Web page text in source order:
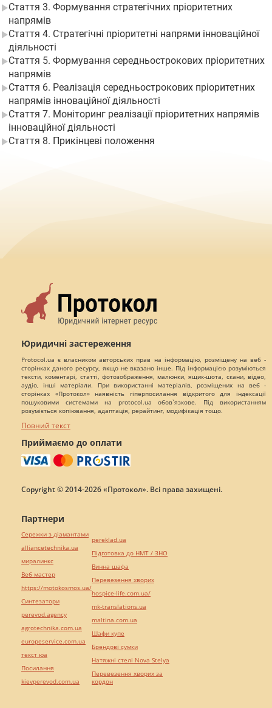
Стаття 3. Формування стратегічних пріоритетних
напрямів
Стаття 4. Стратегічні пріоритетні напрями інноваційної
діяльності
Стаття 5. Формування середньострокових пріоритетних
напрямів
Стаття 6. Реалізація середньострокових пріоритетних
напрямів інноваційної діяльності
Стаття 7. Моніторинг реалізації пріоритетних напрямів
інноваційної діяльності
Стаття 8. Прикінцеві положення
Юридичні застереження
Protocol.ua є власником авторських прав на інформацію, розміщену на веб -
сторінках даного ресурсу, якщо не вказано інше. Під інформацією розуміються
тексти, коментарі, статті, фотозображення, малюнки, ящик-шота, скани, відео,
аудіо, інші матеріали. При використанні матеріалів, розміщених на веб -
сторінках «Протокол» наявність гіперпосилання відкритого для індексації
пошуковими системами на protocol.ua обов`язкове. Під використанням
розуміється копіювання, адаптація, рерайтинг, модифікація тощо.
Повний текст
Приймаємо до оплати
Copyright © 2014-2026 «Протокол». Всі права захищені.
Партнери
Сережки з діамантами
alliancetechnika.ua
миралинкс
Веб мастер
https://motokosmos.ua/
Синтезатори
perevod.agency
agrotechnika.com.ua
europeservice.com.ua
текст юа
Посилання
kievperevod.com.ua
pereklad.ua
Підготовка до НМТ / ЗНО
Винна шафа
Перевезення хворих
hospice-life.com.ua/
mk-translations.ua
maltina.com.ua
Шафи купе
Брендові сумки
Натяжні стелі Nova Stelya
Перевезення хворих за
кордон